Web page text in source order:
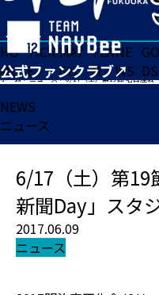
HO
ME
TICK
ET
MAT
CH
TEA
M
NE
WS DS
ホーム>ニュース>6/17（土）第19節 名古屋戦
NEWS
ニュース
6/17（土）第19
新聞Day」スタ
2017.06.09
ニュース